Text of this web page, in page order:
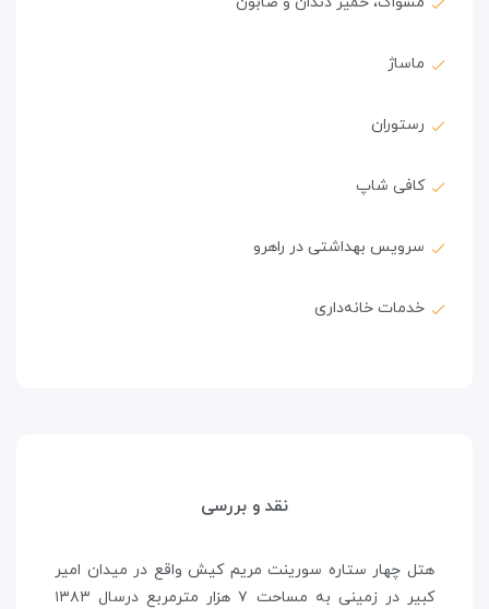
ماساژ
رستوران
کافی شاپ
سرویس بهداشتی در راهرو
خدمات خانه‌داری
نقد و بررسی
هتل چهار ستاره سورینت مریم کیش واقع در میدان امیر
کبیر در زمینی به مساحت ۷ هزار مترمربع درسال ۱۳۸۳